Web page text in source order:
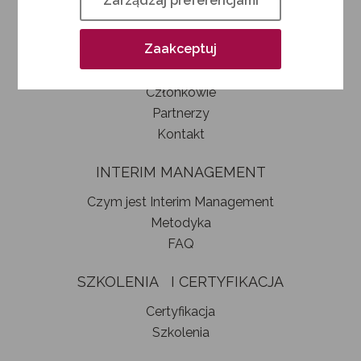
Kim jesteśmy
Jak zostać członkiem SIM
Statut stowarzyszenia
Władze
Członkowie
Partnerzy
Kontakt
INTERIM MANAGEMENT
Czym jest Interim Management
Metodyka
FAQ
SZKOLENIA I CERTYFIKACJA
Certyfikacja
Szkolenia
Zaakceptuj